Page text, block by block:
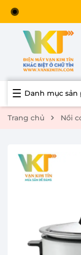
Danh mục sản
Trang chủ Nồi